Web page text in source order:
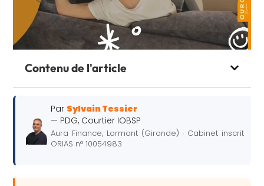
Contenu de l'article
Par Sylvain Tessier
— PDG, Courtier IOBSP
Aura Finance, Lormont (Gironde) · Cabinet inscrit
ORIAS n° 10054983